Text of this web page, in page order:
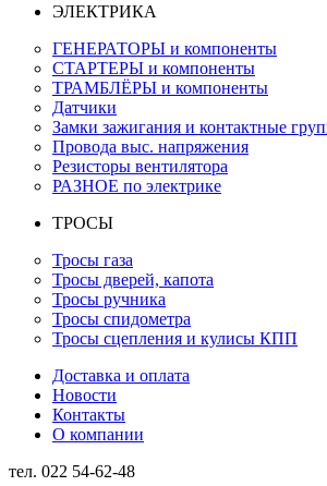
ЭЛЕКТРИКА
ГЕНЕРАТОРЫ и компоненты
СТАРТЕРЫ и компоненты
ТРАМБЛЁРЫ и компоненты
Датчики
Замки зажигания и контактные
Провода выс. напряжения
Резисторы вентилятора
РАЗНОЕ по электрике
ТРОСЫ
Тросы газа
Тросы дверей, капота
Тросы ручника
Тросы спидометра
Тросы сцепления и кулисы КПП
Доставка и оплата
Новости
Контакты
О компании
тел. 022 54-62-48